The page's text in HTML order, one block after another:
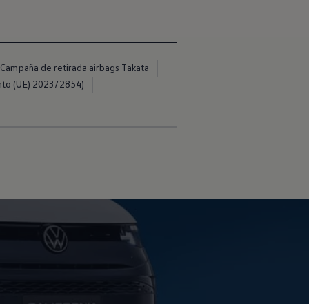
Campaña de retirada airbags Takata
(UE) 2023/2854)